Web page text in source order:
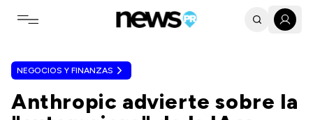
Toggle navigation menu
NEGOCIOS Y FINANZAS
Anthropic advierte sobre la